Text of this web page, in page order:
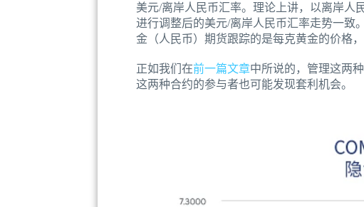
美元/离岸人民币汇率。理论上讲，以离岸人
进行调整后的美元/离岸人民币汇率走势一致
金（人民币）期货跟踪的是每克黄金的价格，
正如我们在前一篇文章中所说的，管理这两
这两种合约的参与者也可能发现套利机会。